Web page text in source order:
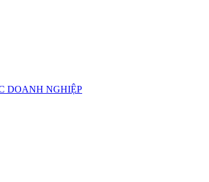
DOANH NGHIỆP